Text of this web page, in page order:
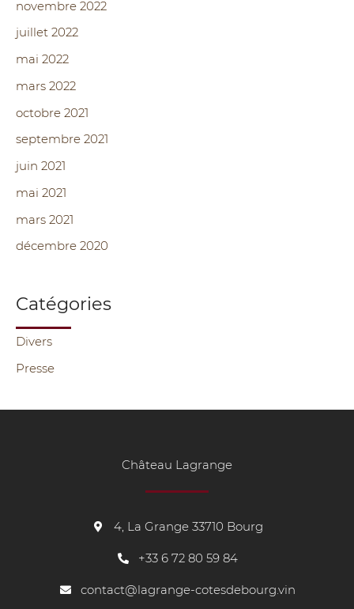
novembre 2022
juillet 2022
mai 2022
mars 2022
octobre 2021
septembre 2021
juin 2021
mai 2021
mars 2021
décembre 2020
Catégories
Divers
Presse
Château Lagrange
4, La Grange 33710 Bourg
+336 72 80 59 84
contact@lagrange-cotesdebourg.vin